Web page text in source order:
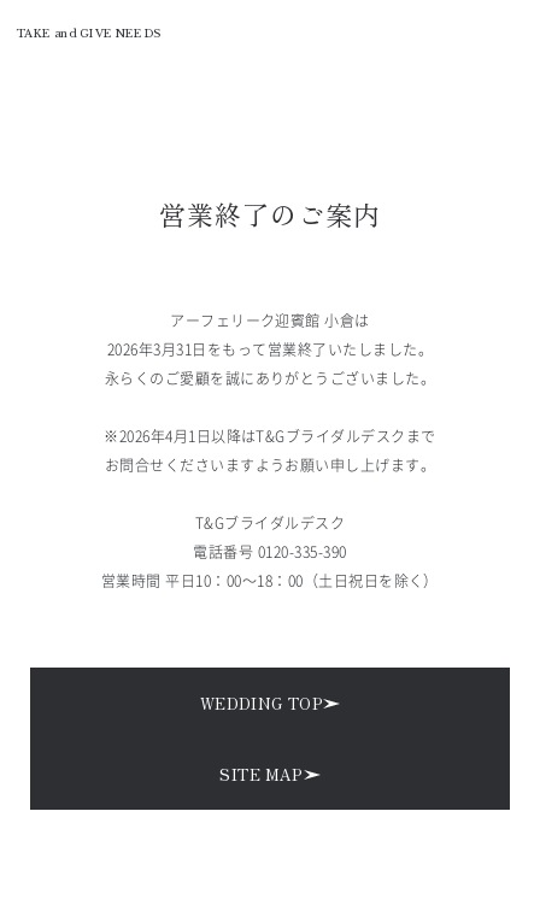
TAKE and GIVE NEEDS
営業終了のご案内
アーフェリーク迎賓館 小倉は
2026年3月31日をもって営業終了いたしました。
永らくのご愛顧を誠にありがとうございました。
※2026年4月1日以降はT&Gブライダルデスクまで
お問合せくださいますようお願い申し上げます。
T&Gブライダルデスク
電話番号 0120-335-390
営業時間 平日10：00～18：00（土日祝日を除く）
WEDDING TOP
SITE MAP